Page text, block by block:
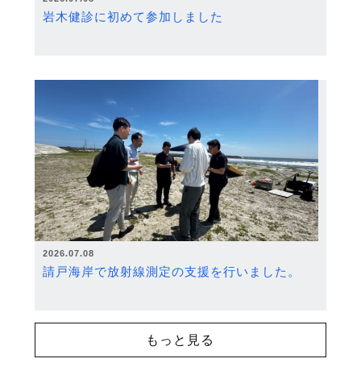
岩木健診に初めて参加しました
2026.07.08
請戸海岸で放射線測定の支援を行いました。
もっと見る